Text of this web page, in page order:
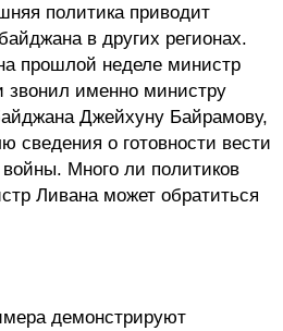
политика приводит
в других регионах.
прошлой неделе министр
звонил именно министру
Джейхуну Байрамову,
сведения о готовности вести
Много ли политиков
Ливана может обратиться
демонстрируют